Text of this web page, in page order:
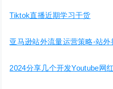
Tiktok直播近期学习干货
亚马逊站外流量运营策略-站
2024分享几个开发Youtube网